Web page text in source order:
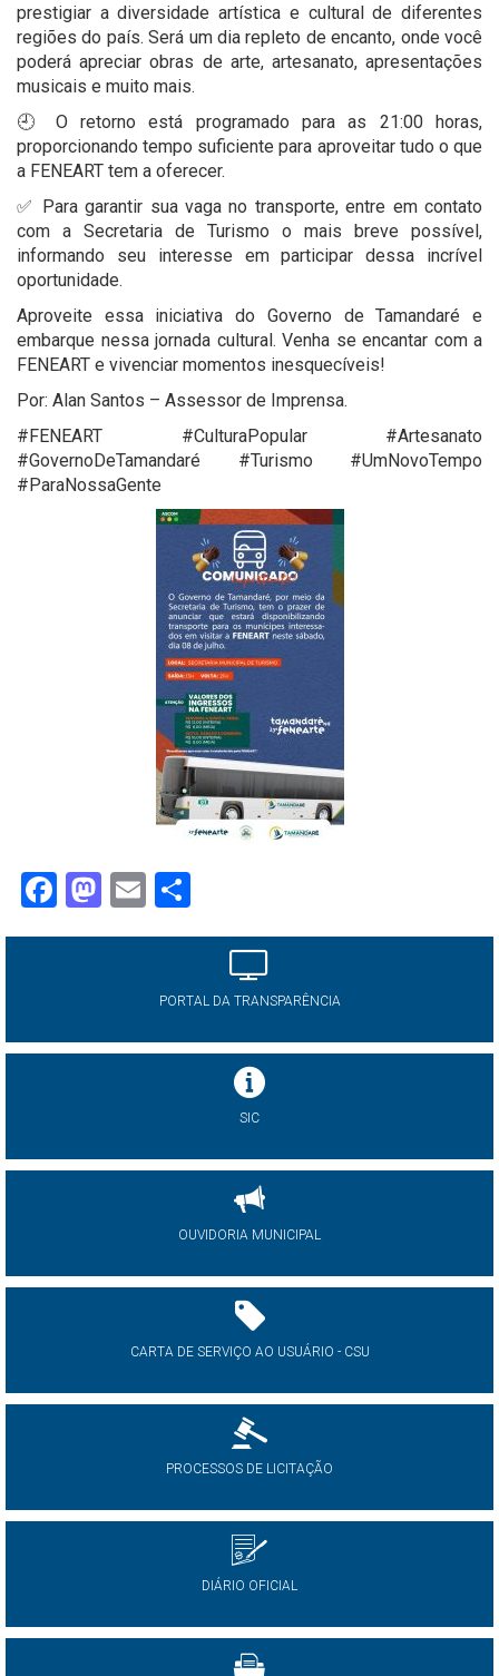
prestigiar a diversidade artística e cultural de diferentes
regiões do país. Será um dia repleto de encanto, onde você
poderá apreciar obras de arte, artesanato, apresentações
musicais e muito mais.
🕘 O retorno está programado para as 21:00 horas,
proporcionando tempo suficiente para aproveitar tudo o que
a FENEART tem a oferecer.
✅ Para garantir sua vaga no transporte, entre em contato
com a Secretaria de Turismo o mais breve possível,
informando seu interesse em participar dessa incrível
oportunidade.
Aproveite essa iniciativa do Governo de Tamandaré e
embarque nessa jornada cultural. Venha se encantar com a
FENEART e vivenciar momentos inesquecíveis!
Por: Alan Santos – Assessor de Imprensa.
#FENEART #CulturaPopular #Artesanato
#GovernoDeTamandaré #Turismo #UmNovoTempo
#ParaNossaGente
Facebook
Mastodon
Email
PORTAL DA TRANSPARÊNCIA
SIC
OUVIDORIA MUNICIPAL
CARTA DE SERVIÇO AO USUÁRIO - CSU
PROCESSOS DE LICITAÇÃO
DIÁRIO OFICIAL